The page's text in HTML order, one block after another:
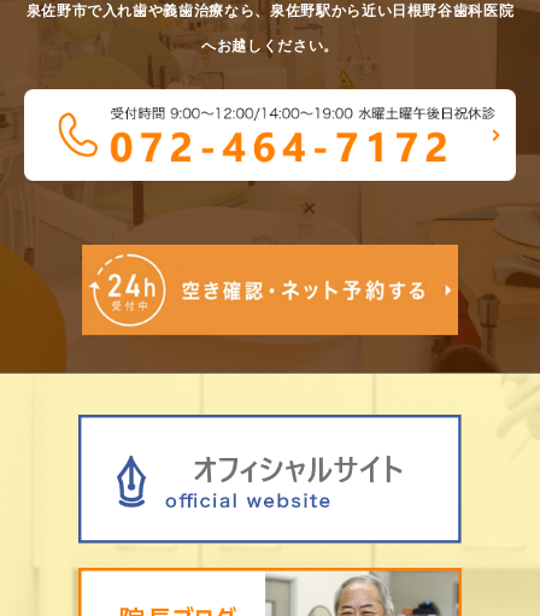
泉佐野市で入れ歯や義歯治療なら、泉佐野駅から近い日根野谷歯科医院
へお越しください。